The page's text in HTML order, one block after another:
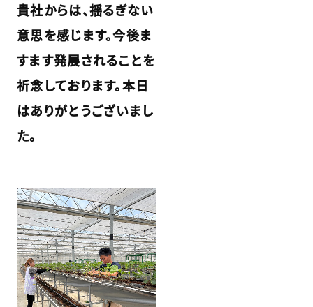
貴社からは、揺るぎない
意思を感じます。今後ま
すます発展されることを
祈念しております。本日
はありがとうございまし
た。